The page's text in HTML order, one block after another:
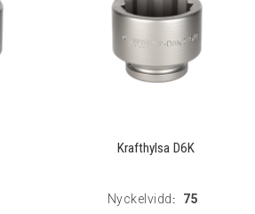
Krafthylsa D6K
Nyckelvidd : 75